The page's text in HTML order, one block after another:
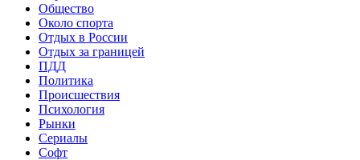
Общество
Около спорта
Отдых в России
Отдых за границей
ПДД
Политика
Происшествия
Психология
Рынки
Сериалы
Софт